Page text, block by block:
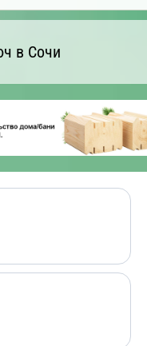
в Сочи